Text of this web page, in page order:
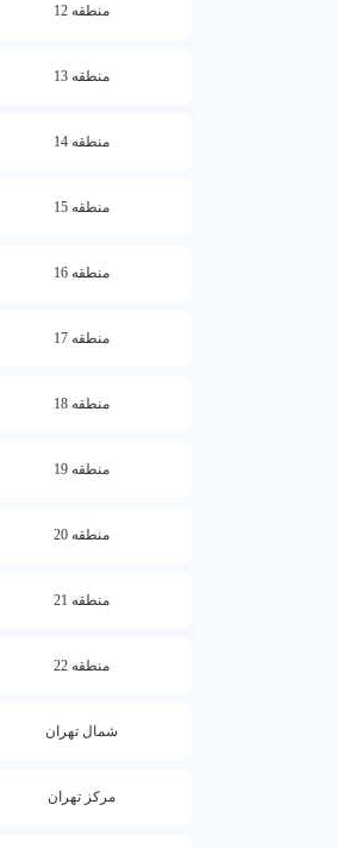
منطقه 12
منطقه 13
منطقه 14
منطقه 15
منطقه 16
منطقه 17
منطقه 18
منطقه 19
منطقه 20
منطقه 21
منطقه 22
شمال تهران
مرکز تهران